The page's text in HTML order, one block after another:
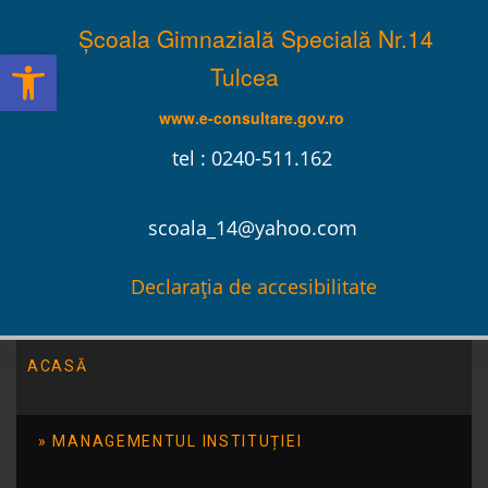
Școala Gimnazială Specială Nr.14
Tulcea
www.e-consultare.gov.ro
tel : 0240-511.162
scoala_14@yahoo.com
Declarația de accesibilitate
ACASĂ
MANAGEMENTUL INSTITUȚIEI
Deschide bara de unelte